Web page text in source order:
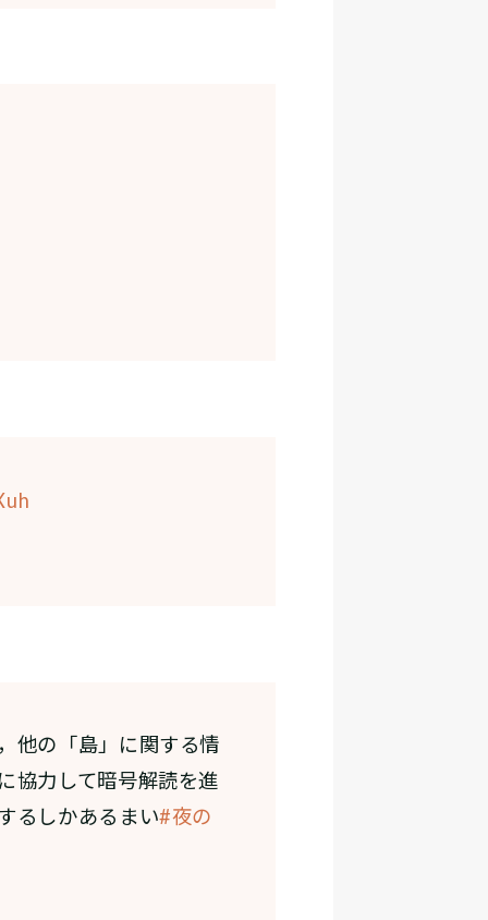
他の「島」に関する情
協力して暗号解読を進
るしかあるまい#夜の